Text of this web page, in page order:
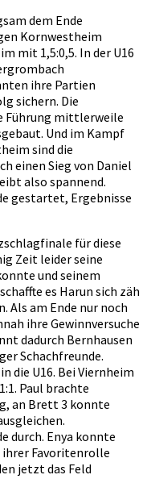
dem Ende
Kornwestheim
mit 1,5:0,5. In der U16
ihre Partien
sichern. Die
Führung mittlerweile
Und im Kampf
sind die
einen Sieg von Daniel
also spannend.
gestartet, Ergebnisse
für diese
Zeit leider seine
und seinem
es Harun sich zäh
Als am Ende nur noch
ihre Gewinnversuche
dadurch Bernhausen
Schachfreunde.
die U16. Bei Viernheim
Paul brachte
an Brett 3 konnte
durch. Enya konnte
Favoritenrolle
jetzt das Feld